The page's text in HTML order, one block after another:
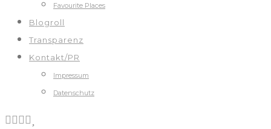
Favourite Places
Blogroll
Transparenz
Kontakt/PR
Impressum
Datenschutz